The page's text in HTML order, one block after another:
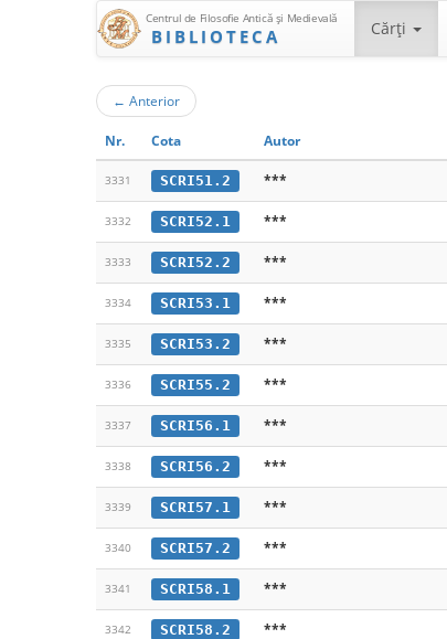
Centrul de Filosofie Antică şi Medievală
BIBLIOTECA Cărţi
← Anterior
Nr. Cota Autor
3331 SCRI51.2 ***
3332 SCRI52.1 ***
3333 SCRI52.2 ***
3334 SCRI53.1 ***
3335 SCRI53.2 ***
3336 SCRI55.2 ***
3337 SCRI56.1 ***
3338 SCRI56.2 ***
3339 SCRI57.1 ***
3340 SCRI57.2 ***
3341 SCRI58.1 ***
3342 SCRI58.2 ***